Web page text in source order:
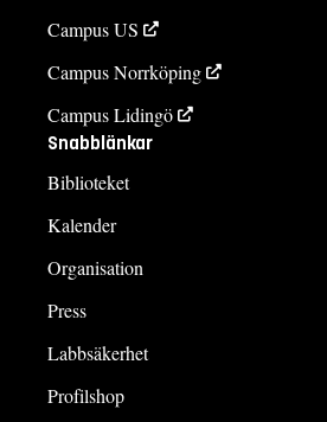
Campus US
Campus Norrköping
Campus Lidingö
Snabblänkar
Biblioteket
Kalender
Organisation
Press
Labbsäkerhet
Profilshop